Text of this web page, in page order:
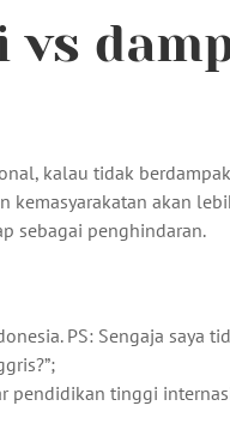
kalau tidak berdampak
kemasyarakatan akan
sebagai penghindaran.
PS: Sengaja saya
pendidikan tinggi